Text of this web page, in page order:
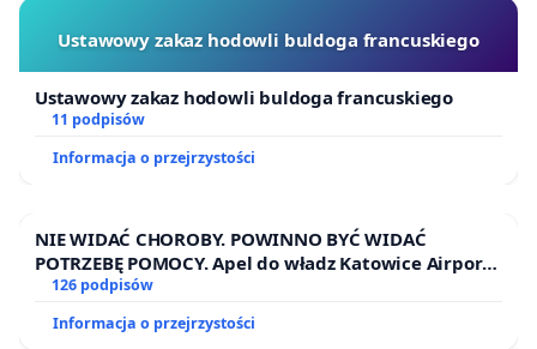
Ustawowy zakaz hodowli buldoga francuskiego
Ustawowy zakaz hodowli buldoga francuskiego
11 podpisów
Informacja o przejrzystości
NIE WIDAĆ CHOROBY. POWINNO BYĆ WIDAĆ
POTRZEBĘ POMOCY. Apel do władz Katowice Airport
o przystąpienie do programu HIDDEN DISABILITIES
SUNFLOWER – SŁONECZNIK – UKRYTE
NIEPEŁNOSPRAWNOŚCI
126 podpisów
Informacja o przejrzystości